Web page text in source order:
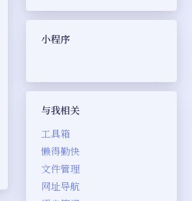
Sans Serif
浅阴影
关闭 日落 暗化
小程序
与我相关
工具箱
懒得勤快
文件管理
网址导航